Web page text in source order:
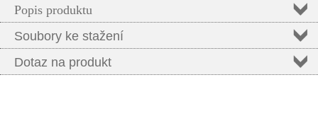
Popis produktu
Soubory ke stažení
Dotaz na produkt